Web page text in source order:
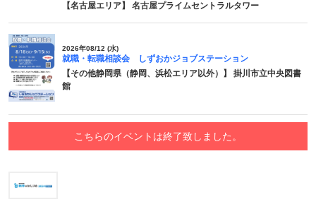
【名古屋エリア】 名古屋プライムセントラルタワー
2026年08/12 (水)
就職・転職相談会 しずおかジョブステーション
【その他静岡県（静岡、浜松エリア以外）】 掛川市立中央図書
館
こちらのイベントは終了致しました。